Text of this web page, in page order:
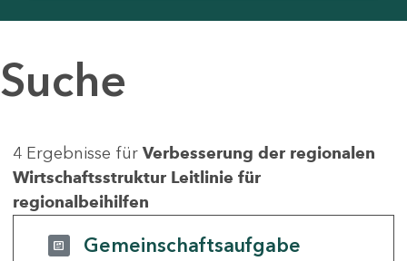
Suche
4 Ergebnisse für Verbesserung der regionalen
Wirtschaftsstruktur Leitlinie für
regionalbeihilfen
Gemeinschaftsaufgabe